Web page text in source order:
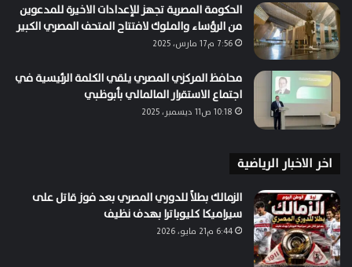
الحكومة المصرية تجهز للإعدادات الاخيرة للمدعوين
من الرؤساء والملوك لافتتاح المتحف المصري الكبير
7:56 م17 مارس، 2025
محافظ المركزي المصري يلقي الكلمة الرئيسية في
اجتماع الاستقرار المالمالي بأبوظبي
10:18 ص11 ديسمبر، 2025
اخر الاخبار الرياضية
الزمالك بطلاً للدوري المصري بعد فوز قاتل على
سيراميكا كليوباترا بهدف نظيف
6:44 م21 مايو، 2026